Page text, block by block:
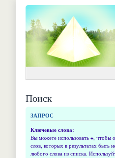
Поиск
ЗАПРОС
Ключевые слова:
Вы можете использовать + , чтобы
слов, которых в результатах
любого слова из списка.